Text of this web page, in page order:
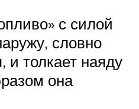
с силой
словно
и толкает наяду
она